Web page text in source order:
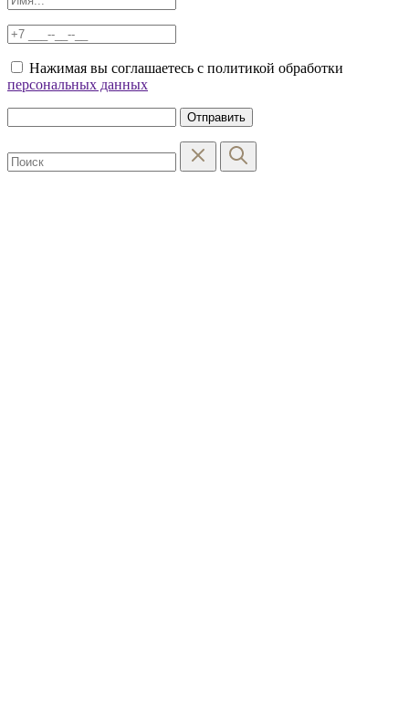
Нажимая вы соглашаетесь с политикой обработки
персональных данных